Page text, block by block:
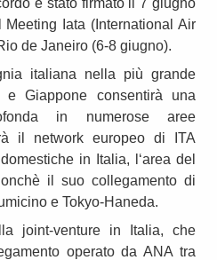
Meeting Iata (International Air
de Janeiro (6-8 giugno).
italiana nella più grande
e Giappone consentirà una
in numerose aree
il network europeo di ITA
in Italia, l‘area del
il suo collegamento di
e Tokyo-Haneda.
joint-venture in Italia, che
operato da ANA tra